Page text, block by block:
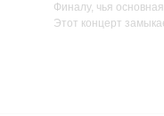
Финалу, чья
Этот концерт